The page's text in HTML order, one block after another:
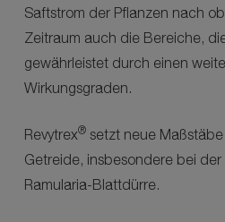
Saftstrom der Pflanzen nach
Zeitraum auch die Bereiche,
gewährleistet durch einen
Wirkungsgraden.
Revytrex® setzt neue
Getreide, insbesondere bei
Ramularia-Blattdürre.